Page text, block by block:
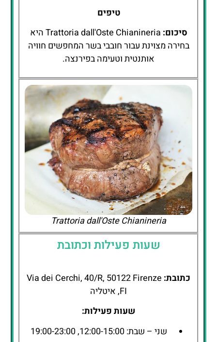
טיפים
סיכום:
Trattoria dall'Oste Chianineria היא
בחירה מצוינת עבור חובבי בשר המחפשים חוויה
אותנטית וטעימה בפירנצה.
Trattoria dall'Oste Chianineria
שעות פעילות וכתובת
כתובת: Via dei Cerchi, 40/R, 50122 Firenze
FI, איטליה
שעות פעילות:
שני – שבת: 12:00-15:00, 19:00-23:00